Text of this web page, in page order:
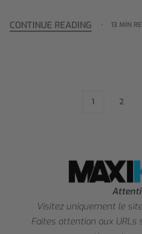
CONTINUE READING 13 MIN
1 2
Visitez uniquement le
Faites attention aux URLs